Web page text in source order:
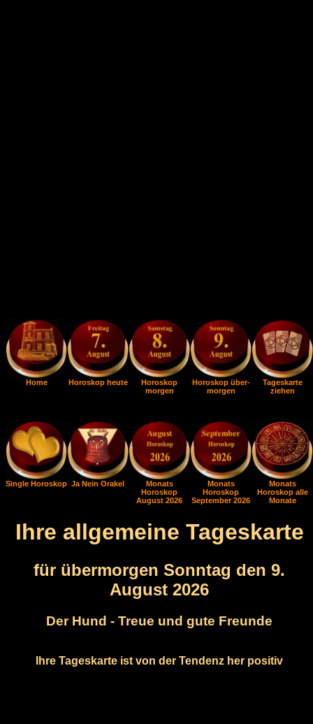
Home Horoskop heute
Horoskop
morgen
Horoskop über-
morgen
Tageskarte
ziehen
Single Horoskop Ja Nein Orakel
Monats
Horoskop
August 2026
Monats
Horoskop
September 2026
Monats
Horoskop alle
Monate
Ihre allgemeine Tageskarte
für übermorgen Sonntag den 9.
August 2026
Der Hund - Treue und gute Freunde
Ihre Tageskarte ist von der Tendenz her positiv